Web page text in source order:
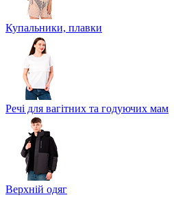
Купальники, плавки
Речі для вагітних та годуючих мам
Верхній одяг